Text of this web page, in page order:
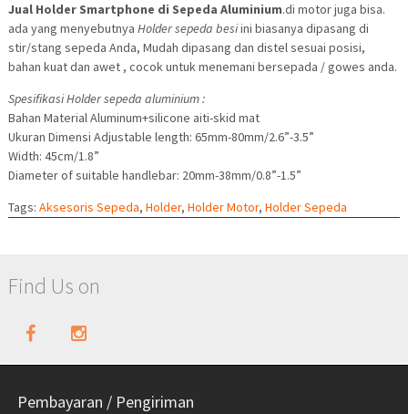
Jual Holder Smartphone di Sepeda Aluminium.di motor juga bisa.
ada yang menyebutnya Holder sepeda besiini biasanya dipasang di
stir/stang sepeda Anda, Mudah dipasang dan distel sesuai posisi,
bahan kuat dan awet , cocok untuk menemani bersepada / gowes anda.
Spesifikasi Holder sepeda aluminium :
Bahan Material Aluminum+silicone aiti-skid mat
Ukuran Dimensi Adjustable length: 65mm-80mm/2.6”-3.5”
Width: 45cm/1.8”
Diameter of suitable handlebar: 20mm-38mm/0.8”-1.5”
Tags: Aksesoris Sepeda, Holder, Holder Motor, Holder Sepeda
Find Us on
Pembayaran / Pengiriman